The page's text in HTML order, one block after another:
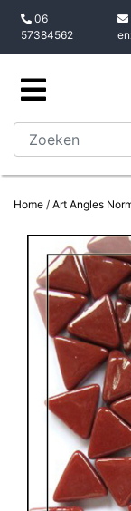
06
57384562
Home / Art Angles